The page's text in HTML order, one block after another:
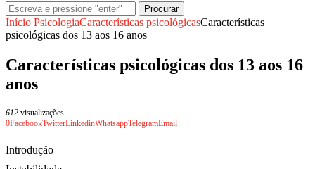
Procurar
Início PsicologiaCaracterísticas psicológicasCaracterísticas
psicológicas dos 13 aos 16 anos
Características psicológicas dos 13 aos 16
anos
612 visualizações
0FacebookTwitterLinkedinWhatsappTelegramEmail
Introdução